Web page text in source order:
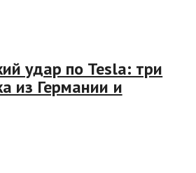
удар по Tesla: три
из Германии и